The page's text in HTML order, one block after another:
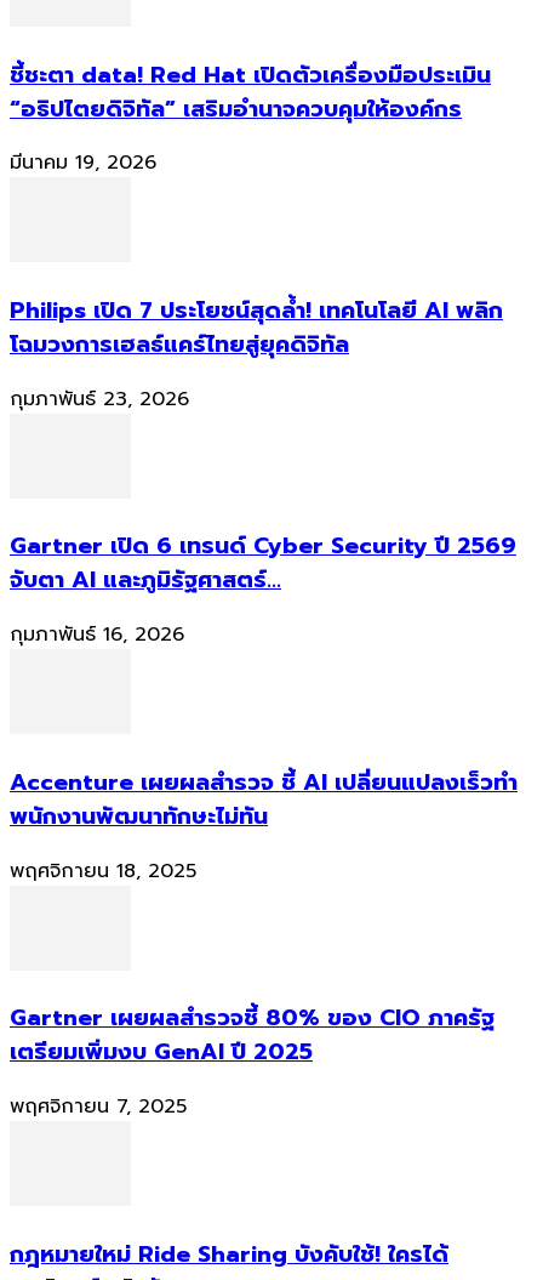
ชี้ชะตา data! Red Hat เปิดตัวเครื่องมือประเมิน
“อธิปไตยดิจิทัล” เสริมอำนาจควบคุมให้องค์กร
มีนาคม 19, 2026
Philips เปิด 7 ประโยชน์สุดล้ำ! เทคโนโลยี AI พลิก
โฉมวงการเฮลธ์แคร์ไทยสู่ยุคดิจิทัล
กุมภาพันธ์ 23, 2026
Gartner เปิด 6 เทรนด์ Cyber Security ปี 2569
จับตา AI และภูมิรัฐศาสตร์...
กุมภาพันธ์ 16, 2026
Accenture เผยผลสำรวจ ชี้ AI เปลี่ยนแปลงเร็วทำ
พนักงานพัฒนาทักษะไม่ทัน
พฤศจิกายน 18, 2025
Gartner เผยผลสำรวจชี้ 80% ของ CIO ภาครัฐ
เตรียมเพิ่มงบ GenAI ปี 2025
พฤศจิกายน 7, 2025
กฎหมายใหม่ Ride Sharing บังคับใช้! ใครได้